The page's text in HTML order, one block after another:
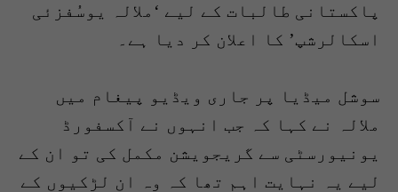
پاکستانی طالبات کے لیے ‘ملالہ یوسُفزئی
اسکالرشپ’ کا اعلان کر دیا ہے۔
سوشل میڈیا پر جاری ویڈیو پیغام میں
ملالہ نے کہا کہ جب انہوں نے آکسفورڈ
یونیورسٹی سے گریجویشن مکمل کی تو ان کے
لیے یہ نہایت اہم تھا کہ وہ ان لڑکیوں کے